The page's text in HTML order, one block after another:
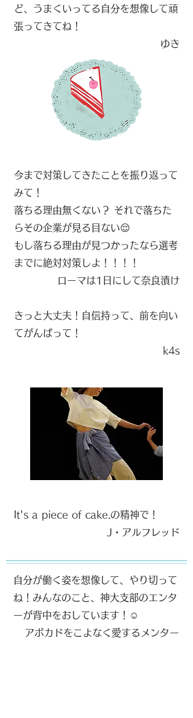
ど、うまくいってる自分を想像して頑
張ってきてね！
​ゆき
今まで対策してきたことを振り返って
みて！
落ちる理由無くない？ それで落ちた
らその企業が見る目ない😌
もし落ちる理由が見つかったなら選考
までに絶対対策しよ！！！！
​ローマは1日にして奈良漬け
きっと大丈夫！自信持って、前を向い
てがんばって！
k4s
It's a piece of cake.の精神で！
​J・アルフレッド
自分が働く姿を想像して、やり切って
ね！みんなのこと、神大支部のエンタ
ーが背中をおしています！☺
​アボカドをこよなく愛するメンター